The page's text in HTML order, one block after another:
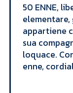
​50 ENNE,
appartiene
sua
loquace.
enne,